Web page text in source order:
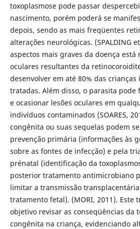
toxoplasmose pode passar
nascimento, porém poderá se
depois, sendo as mais freqüentes
alterações neurológicas. (SPALDING
aspectos mais graves da doença está
oculares resultantes da
desenvolver em até 80% das crianças
tratadas. Além disso, o parasita pode
e ocasionar lesões oculares em
indivíduos contaminados (SOARES,
congênita ou suas sequelas podem
prevenção primária (informações às
sobre as fontes de infecção) e pela
prénatal (identificação da
posterior tratamento antimicrobiano
limitar a transmissão
tratamento fetal). (MORI, 2011). Este
objetivo revisar as conseqüências da
congênita na criança, evidenciando